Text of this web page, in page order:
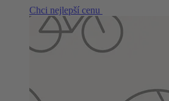
Chci nejlepší cenu